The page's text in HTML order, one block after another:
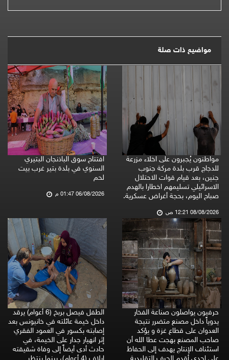
مواضيع ذات صلة
مواطنون يُجبرون على اخلاء مزرعة
للدجاج قرب بلدة مركة جنوب
جنين، بعد قيام قوات الاحتلال
الاسرائيلي تسليمهم اخطارا بالهدم
صباح اليوم، بحجة أغراض عسكرية.
08/08/2026 12:21 ص
افتتاح سوق الباذنجان البتيري
السنوي في بلدة بتير غرب بيت
لحم
06/08/2026 01:47 م
حرفيون يواصلون صناعة الفخار
يدوياً داخل مصنع متضرر نتيجة
العدوان على قطاع غزة و يؤكد
صاحب المصنع بهجت عطا الله أن
استئناف الإنتاج يهدف إلى الحفاظ
الطفل فيصل بربخ (6 أعوام) يرقد
داخل خيمة عائلته في خانيونس بعد
إصابته بكسور في العمود الفقري
إثر انهيار جدار على الخيمة، في
حادث أدى أيضاً إلى وفاة شقيقته